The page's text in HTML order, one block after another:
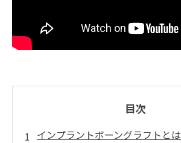
目次
インプラントボーングラフトとは